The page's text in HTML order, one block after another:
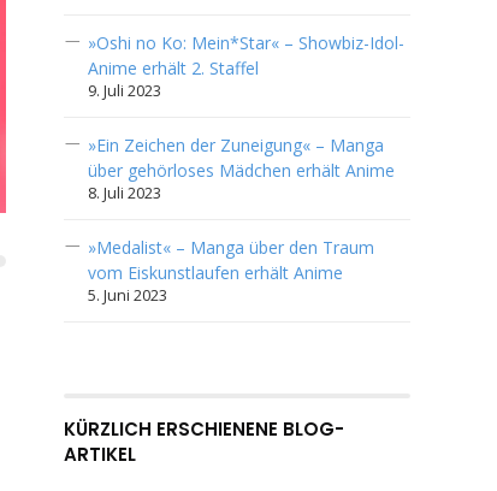
»Oshi no Ko: Mein*Star« – Showbiz-Idol-
Anime erhält 2. Staffel
9. Juli 2023
»Ein Zeichen der Zuneigung« – Manga
über gehörloses Mädchen erhält Anime
8. Juli 2023
»Medalist« – Manga über den Traum
vom Eiskunstlaufen erhält Anime
5. Juni 2023
KÜRZLICH ERSCHIENENE BLOG-
ARTIKEL